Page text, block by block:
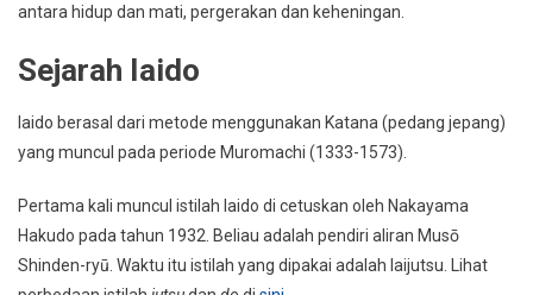
antara hidup dan mati, pergerakan dan keheningan.
Sejarah Iaido
Iaido berasal dari metode menggunakan Katana (pedang jepang)
yang muncul pada periode Muromachi (1333-1573).
Pertama kali muncul istilah Iaido di cetuskan oleh Nakayama
Hakudo pada tahun 1932. Beliau adalah pendiri aliran Musō
Shinden-ryū. Waktu itu istilah yang dipakai adalah Iaijutsu. Lihat